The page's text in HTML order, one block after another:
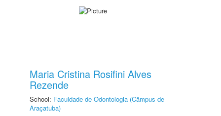
Maria Cristina Rosifini Alves
Rezende
School: Faculdade de Odontologia (Câmpus de
Araçatuba)